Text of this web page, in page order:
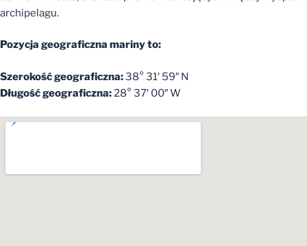
archipelagu.
Pozycja geograficzna mariny to:
Szerokość geograficzna:38° 31′ 59″ N
Długość geograficzna:28° 37′ 00″ W